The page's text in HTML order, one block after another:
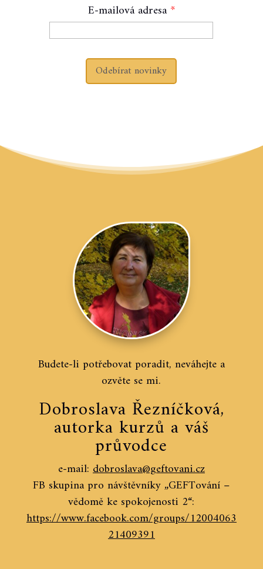
E-mailová adresa
Odebírat novinky
Budete-li potřebovat poradit, neváhejte a
ozvěte se mi.
Dobroslava Řezníčková,
autorka kurzů a váš
průvodce
e-mail: dobroslava@geftovani.cz
FB skupina pro návštěvníky „GEFTování –
vědomě ke spokojenosti 2“:
https://www.facebook.com/groups/12004063
21409391